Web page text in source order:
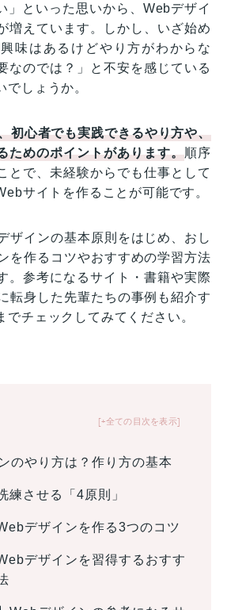
」といった思いから、Webデザイ
増えています。しかし、いざ始め
味はあるけどやり方がわからな
なのでは？」と不安を感じている
でしょうか。
初心者でも実践できるやり方や、
ためのポイントがあります。順序
とで、未経験からでも仕事として
サイトを作ることが可能です。
ザインの基本原則をはじめ、おし
を作るコツやおすすめの学習方法
。参考になるサイト・書籍や実際
転身した先輩たちの事例も紹介す
でチェックしてみてください。
+全ての目次を表示
のやり方は？作り方の基本
練させる「4原則」
デザインを作る3つのコツ
デザインを習得するおすす